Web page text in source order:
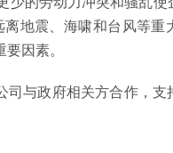
地震、海啸和台风等重
因素。
司与政府相关方合作，支